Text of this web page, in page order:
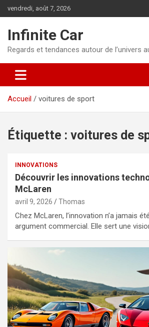
au
vendredi, août 7, 2026
Infinite Car
Regards et tendances autour de l’univers
Accueil voitures de sport
Étiquette : voitures de
INNOVATIONS
Découvrir les innovations
McLaren
avril 9, 2026 Thomas
Chez McLaren, l’innovation n’a jamais
argument commercial. Elle sert une